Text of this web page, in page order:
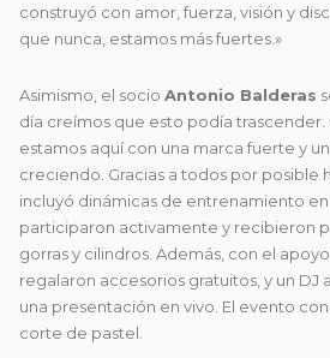
construyó con amor, fuerza, visión y
que nunca, estamos más fuertes.»
Asimismo, el socio Antonio Balderas
día creímos que esto podía trascender.
estamos aquí con una marca fuerte y
creciendo. Gracias a todos por posible
incluyó dinámicas de entrenamiento en
participaron activamente y recibieron
gorras y cilindros. Además, con el
regalaron accesorios gratuitos, y un DJ
una presentación en vivo. El evento
corte de pastel.